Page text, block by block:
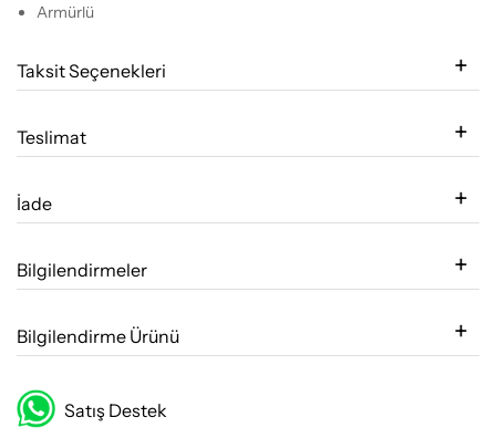
Armürlü
Taksit Seçenekleri
Teslimat
İade
Bilgilendirmeler
Bilgilendirme Ürünü
Satış Destek